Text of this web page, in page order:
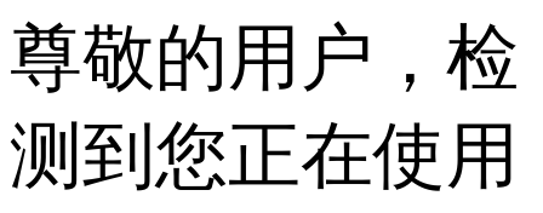
尊敬的用户，检
测到您正在使用